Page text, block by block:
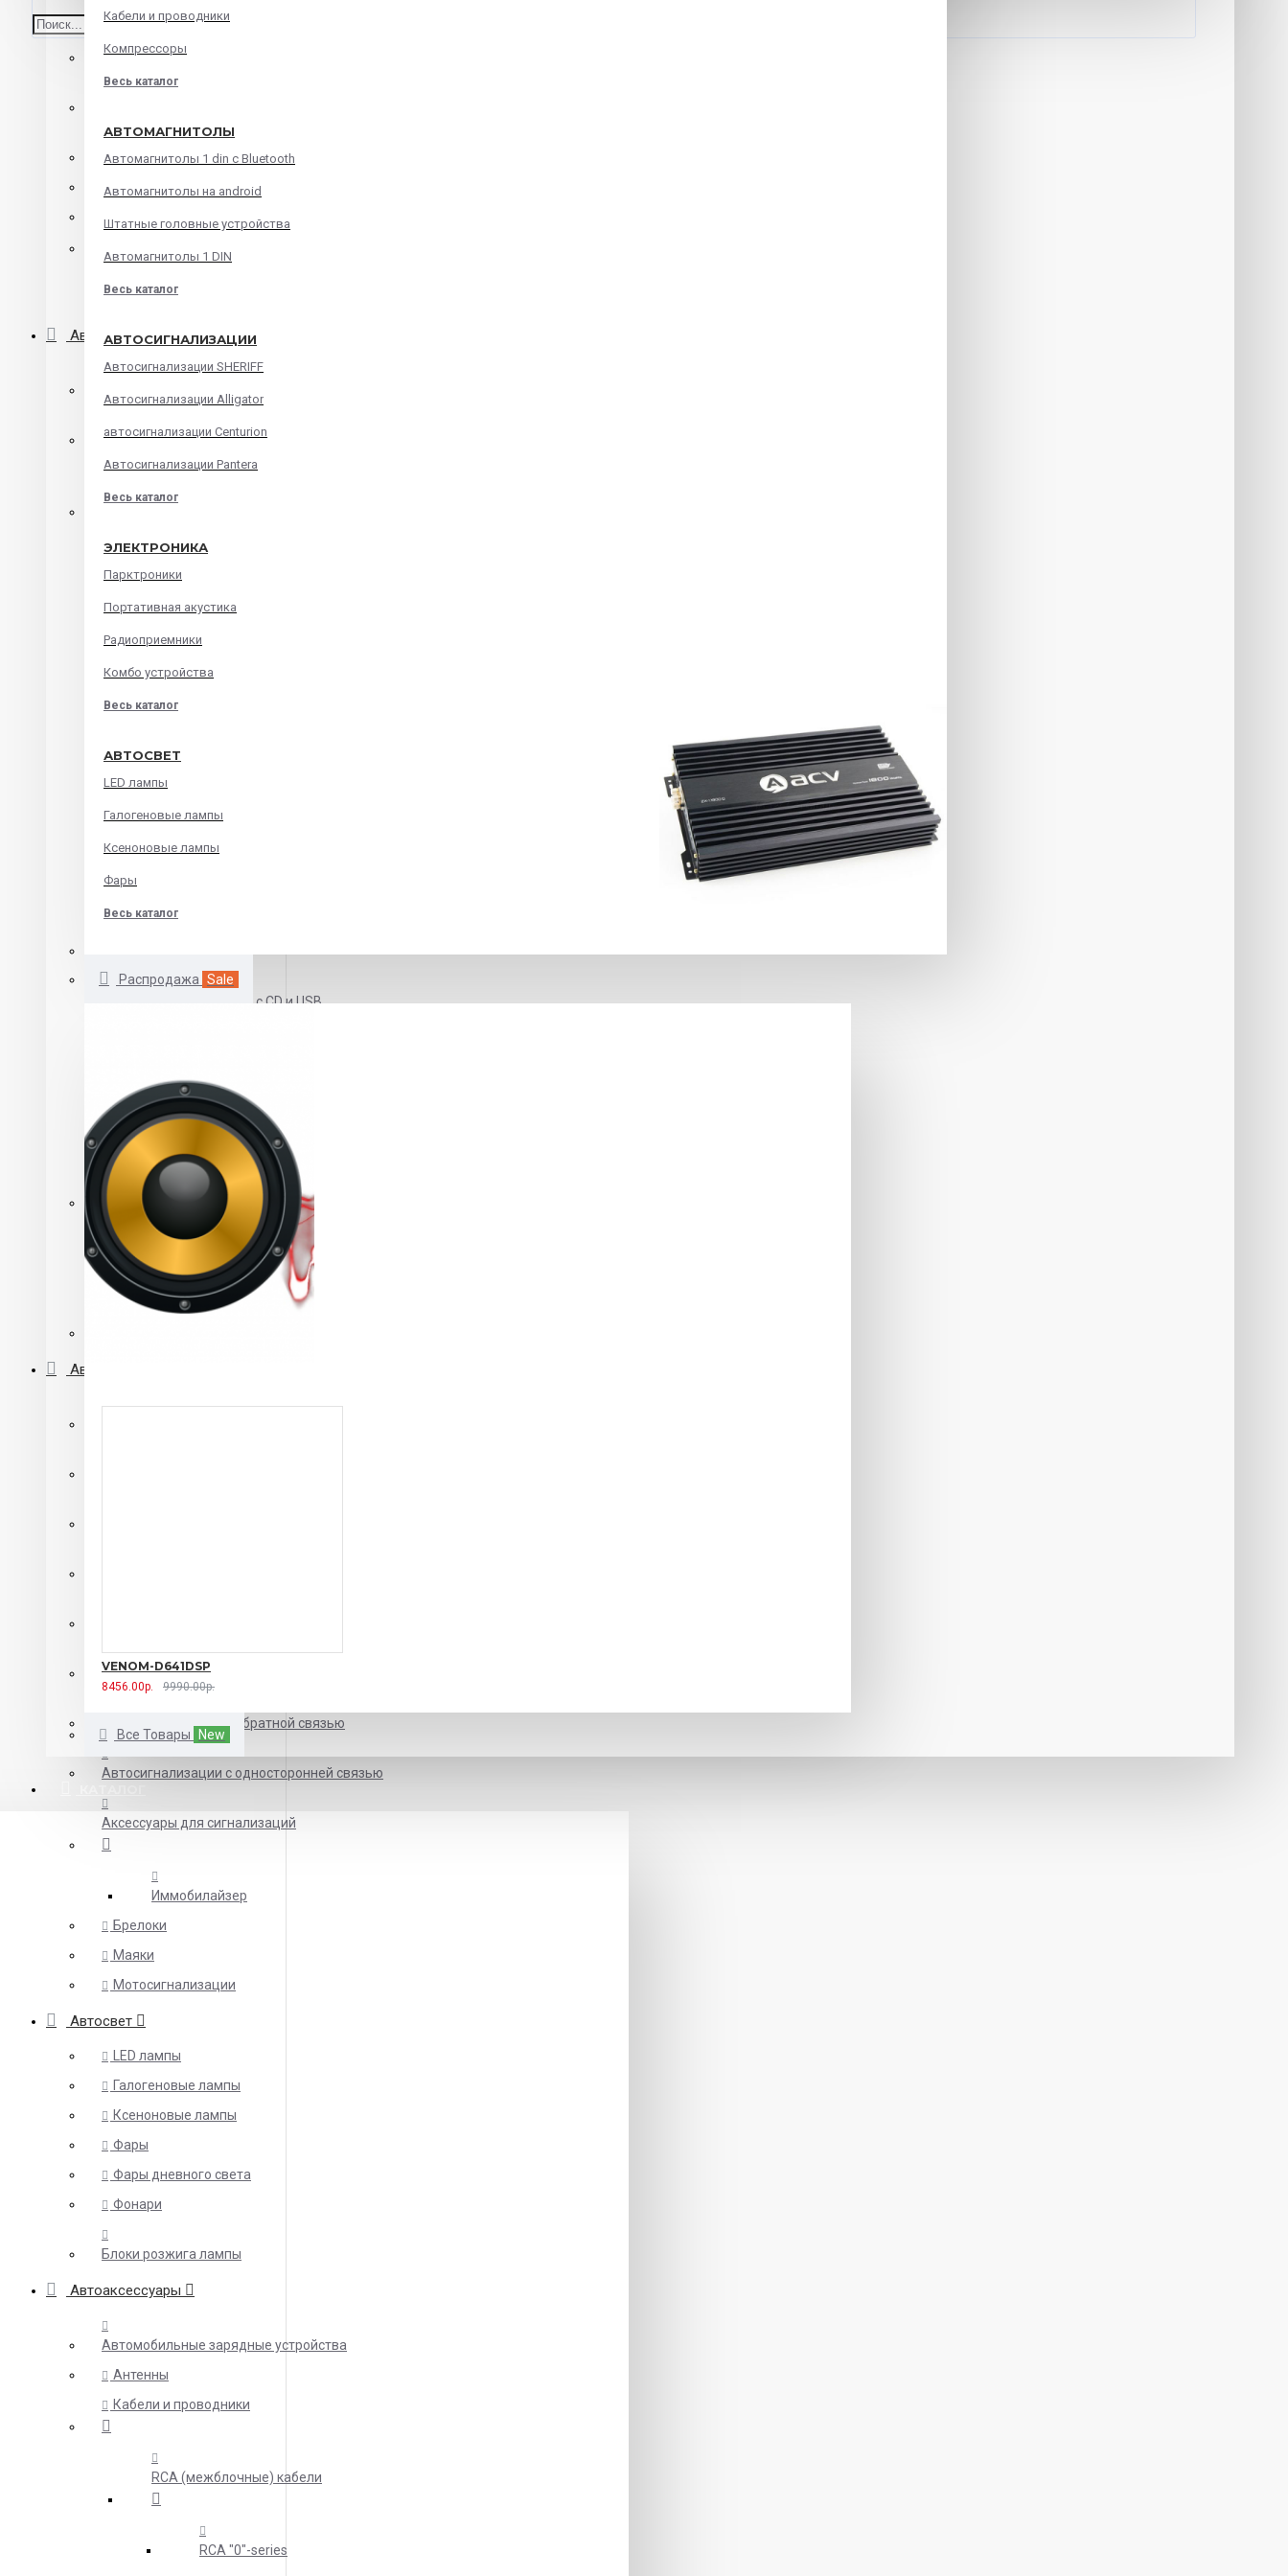
Кабели и проводники
Компрессоры
Весь каталог
АВТОМАГНИТОЛЫ
Автомагнитолы 1 din с Bluetooth
Автомагнитолы на android
Штатные головные устройства
Автомагнитолы 1 DIN
Весь каталог
АВТОСИГНАЛИЗАЦИИ
Автосигнализации SHERIFF
Автосигнализации Alligator
автосигнализации Centurion
Автосигнализации Pantera
Весь каталог
ЭЛЕКТРОНИКА
Парктроники
Портативная акустика
Радиоприемники
Комбо устройства
Весь каталог
АВТОСВЕТ
LED лампы
Галогеновые лампы
Ксеноновые лампы
Фары
Весь каталог
Распродажа Sale
VENOM-D641DSP
8456.00р. 9990.00р.
Все Товары New
Среднечастотные динамики
Корпусная акустика
Компонентная акустика
Твитеры
Корпуса для сабвуфера
Автомагнитолы
Автомагнитолы на android
Штатные головные устройства
Audi
BMW
Chevrolet
Lada
Mazda
Mitsubishi
Автомагнитолы с CD и USB
DVD автомагнитолы
Автомагнитолы с выдвижным экраном
Автомагнитолы 2 DIN
Автомагнитолы 2 din CD\MP3
Автомагнитолы 2 din с DVD приводом
Автосигнализации
Автосигнализации с автозапуском
Автосигнализации с обратной связью
Автосигнализации с односторонней связью
Аксессуары для сигнализаций
Иммобилайзер
Брелоки
Маяки
Мотосигнализации
Автосвет
LED лампы
Галогеновые лампы
Ксеноновые лампы
Фары
Фары дневного света
Фонари
Блоки розжига лампы
Автоаксессуары
Автомобильные зарядные устройства
Антенны
Кабели и проводники
RCA (межблочные) кабели
RCA "0"-series